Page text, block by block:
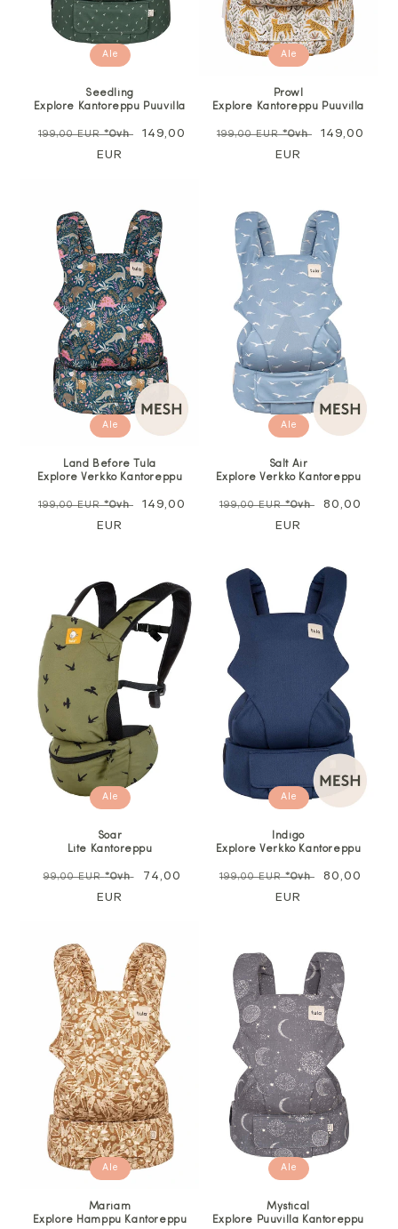
Ale
Seedling
Explore Kantoreppu Puuvilla
Normaali
199,00 EUR*Ovh Alennushinta
149,00
EUR
Ale
Prowl
Explore Kantoreppu Puuvilla
Normaali
199,00 EUR*Ovh
149,00
EUR
Ale
Land Before Tula
Explore Verkko Kantoreppu
Normaali
199,00 EUR*Ovh Alennushinta
149,00
EUR
Ale
Salt Air
Explore Verkko Kantoreppu
Normaali
199,00 EUR*Ovh
80,00
EUR
Ale
Soar
Lite Kantoreppu
Normaali
99,00 EUR*Ovh Alennushinta
74,00
EUR
Ale
Indigo
Explore Verkko Kantoreppu
Normaali
199,00 EUR*Ovh
80,00
EUR
Ale
Mariam
Explore Hamppu Kantoreppu
Ale
Mystical
Explore Puuvilla Kantoreppu